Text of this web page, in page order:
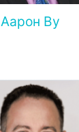
Аарон Ву